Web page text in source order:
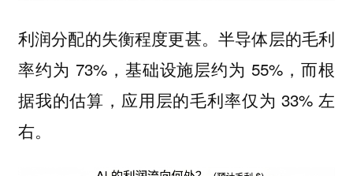
利润分配的失衡程度更甚。半导体层的毛利
率约为 73%，基础设施层约为 55%，而根
据我的估算，应用层的毛利率仅为 33% 左
右。